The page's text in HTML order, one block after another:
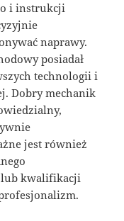
i instrukcji
naprawy.
posiadał
technologii i
Dobry mechanik
jest również
lub kwalifikacji